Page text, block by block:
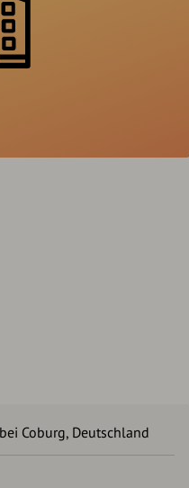
Coburg, Deutschland